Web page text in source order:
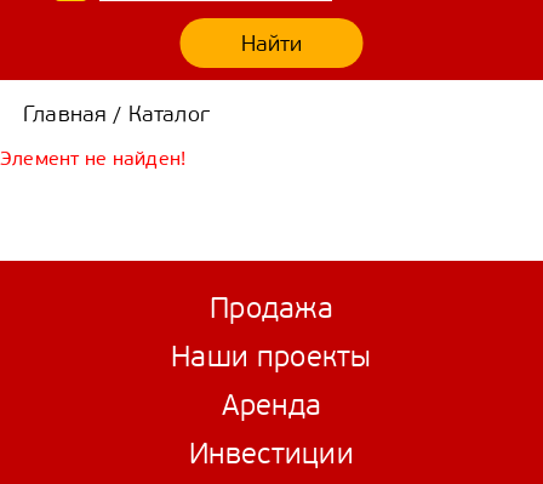
Найти
Главная / Каталог
Элемент не найден!
Продажа
Наши проекты
Аренда
Инвестиции